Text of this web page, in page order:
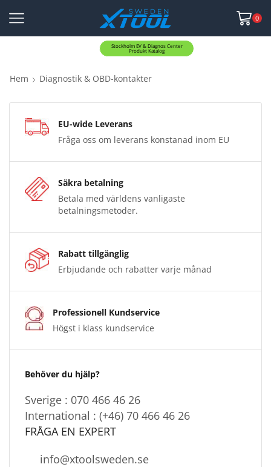
0
Stockholm EV & Diagnos Center
Produkt Katalog
Hem Diagnostik & OBD-kontakter
EU-wide Leverans
Fråga oss om leverans konstanad inom EU
Säkra betalning
Betala med världens vanligaste
betalningsmetoder.
Rabatt tillgänglig
Erbjudande och rabatter varje månad
Professionell Kundservice
Högst i klass kundservice
Behöver du hjälp?
Sverige : 070 466 46 26
International : (+46) 70 466 46 26
FRÅGA EN EXPERT
info@xtoolsweden.se